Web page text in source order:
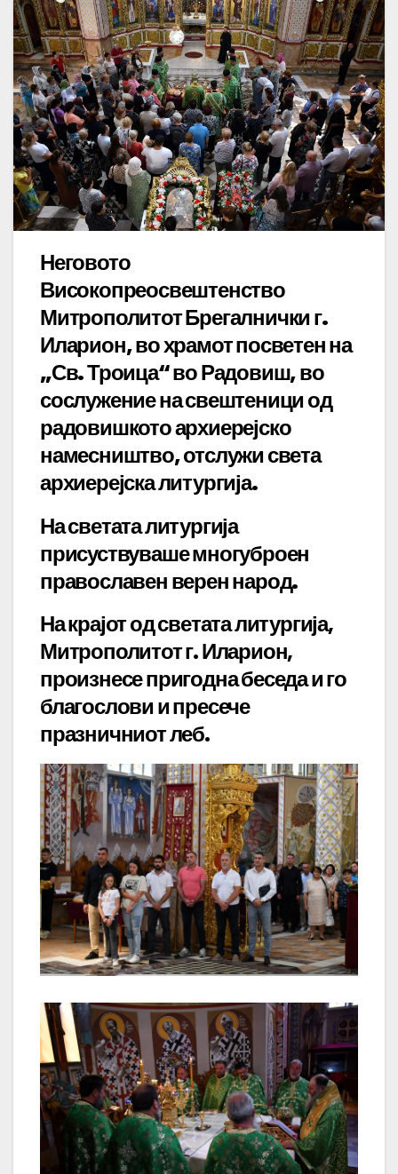
Неговото
Високопреосвештенство
Митрополитот Брегалнички г.
Иларион, во храмот посветен на
„Св. Троица“ во Радовиш, во
сослужение на свештеници од
радовишкото архиерејско
намесништво, отслужи света
архиерејска литургија.
На светата литургија
присуствуваше многуброен
православен верен народ.
На крајот од светата литургија,
Митрополитот г. Иларион,
произнесе пригодна беседа и го
благослови и пресече
празничниот леб.